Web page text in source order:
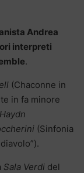
Andrea
interpreti
.
(Chaconne in
in fa minore
Haydn
(Sinfonia
Sala Verdi del